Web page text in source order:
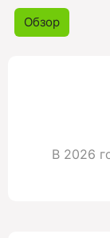
Обзор
В 2026